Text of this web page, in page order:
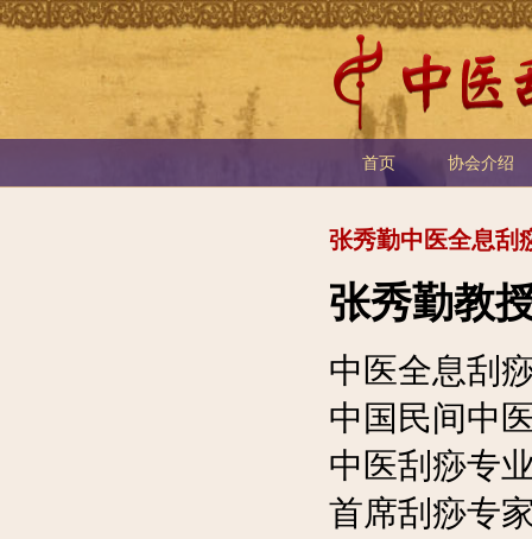
首页 协会介绍
张秀勤中医全息刮
张秀勤教
中医全息刮
中国民间中
中医刮痧专
首席刮痧专